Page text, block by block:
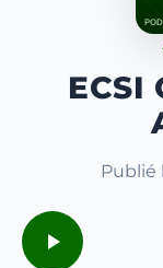
ECSI
Publié